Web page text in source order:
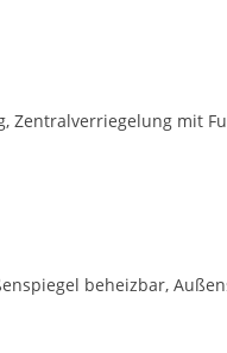
Zentralverriegelung mit
beheizbar,